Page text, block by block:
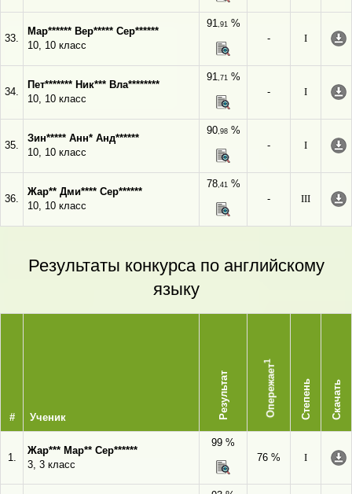
33.
Мар****** Вер***** Сер******
10, 10 класс
91,91%
-
I
34.
Пет******* Ник*** Вла********
10, 10 класс
91,71%
-
I
35.
Зин***** Анн* Анд******
10, 10 класс
90,98%
-
I
36.
Жар** Дми**** Сер******
10, 10 класс
78,41%
-
III
Результаты конкурса по английскому
языку
# Ученик Результат Опережает
1
Степень Скачать
1.
Жар*** Мар** Сер******
3, 3 класс
99 %
76 %
I